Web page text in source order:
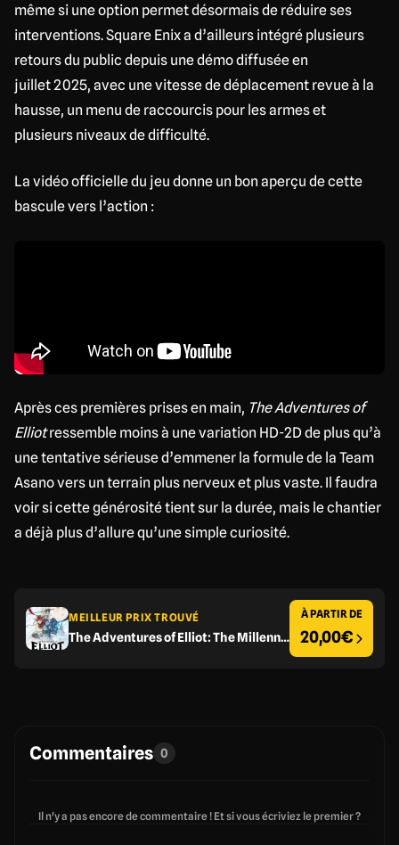
même si une option permet désormais de réduire ses
interventions. Square Enix a d’ailleurs intégré plusieurs
retours du public depuis une démo diffusée en
juillet 2025, avec une vitesse de déplacement revue à la
hausse, un menu de raccourcis pour les armes et
plusieurs niveaux de difficulté.
La vidéo officielle du jeu donne un bon aperçu de cette
bascule vers l’action :
Après ces premières prises en main, The Adventures of
Elliotressemble moins à une variation HD-2D de plus qu’à
une tentative sérieuse d’emmener la formule de la Team
Asano vers un terrain plus nerveux et plus vaste. Il faudra
voir si cette générosité tient sur la durée, mais le chantier
a déjà plus d’allure qu’une simple curiosité.
MEILLEUR PRIX TROUVÉ
The Adventures of Elliot: The Millennium Tales
À PARTIR DE
20,00€
Commentaires 0
Il n'y a pas encore de commentaire ! Et si vous écriviez le premier ?